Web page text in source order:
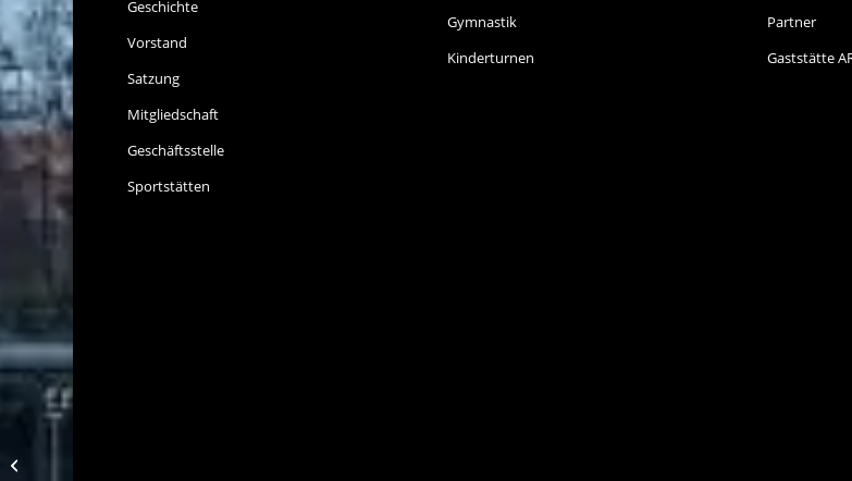
Geschichte
Vorstand
Satzung
Mitgliedschaft
Geschäftsstelle
Sportstätten
Gymnastik
Kinderturnen
Partner
Gaststätte